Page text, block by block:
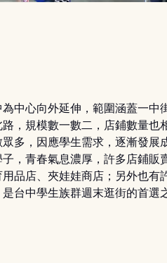
中心向外延伸，範圍涵蓋一中
，規模數一數二，店鋪數量也
多，因應學生需求，逐漸發展
，青春氣息濃厚，許多店鋪販
品店、夾娃娃商店；另外也有
台中學生族群週末逛街的首選